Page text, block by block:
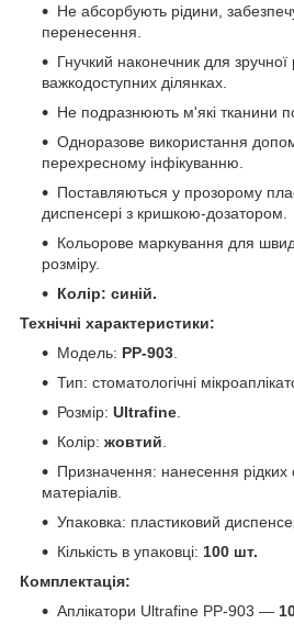
Не абсорбують рідини,
перенесення.
Гнучкий наконечник для зручної
важкодоступних ділянках.
Не подразнюють м'які тканини
Одноразове використання
перехресному інфікуванню.
Поставляються у прозорому
диспенсері з кришкою-дозатором.
Кольорове маркування для
розміру.
Колір: синій.
Технічні характеристики:
Модель: PP-903
Тип: стоматологічні
Розмір: Ultrafine
Колір: жовтий
Призначення: нанесення рідких
матеріалів.
Упаковка: пластиковий
Кількість в упаковці: 100 шт.
Комплектація:
Аплікатори Ultrafine PP-903 —